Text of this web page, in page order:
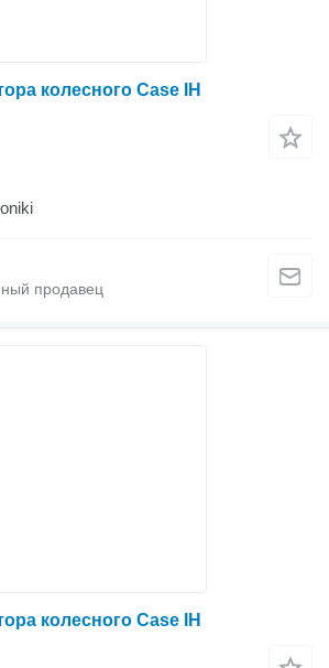
колесного Case IH
колесного Case IH